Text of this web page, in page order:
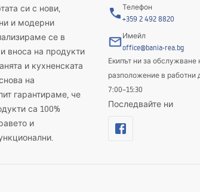
си с нови,
и модерни
се в
вноса на продукти
и кухненската
на
гарантираме, че
са 100%
и
Телефон
+359 2 492 8820
Имейл
office@bania-rea.bg
Екипът ни за обслужване
разположение в работни
7:00–15:30
Последвайте ни